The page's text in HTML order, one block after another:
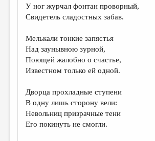
ДАЙДЖЕСТ
ПЕРЕВОДЫ
КОНКУРСЫ
КНИЖНАЯ ПОЛКА
ОБЗОР ЛИТЕРАТУРЫ
У ног журчал фонтан проворный,
Свидетель сладостных забав.
Мелькали тонкие запястья
Над заунывною зурной,
Поющей жалобно о счастье,
Известном только ей одной.
Дворца прохладные ступени
В одну лишь сторону вели:
Невольниц призрачные тени
Его покинуть не смогли.